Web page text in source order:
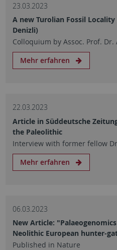
23.03.2023
A new Turolian Fossil
Denizli)
Colloquium by Assoc. Prof.
Mehr erfahren
22.03.2023
Article in Süddeutsche
the Paleolithic
Interview with former fellow
Mehr erfahren
06.03.2023
New Article:
Neolithic European hunter-
Published in Nature